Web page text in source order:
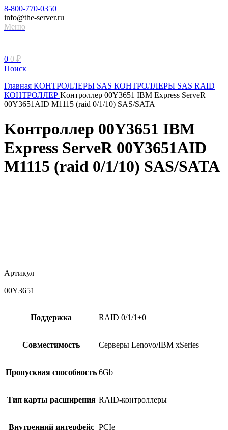
8-800-770-0350
info@the-server.ru
Меню
0 0 ₽
Поиск
Главная КОНТРОЛЛЕРЫ SAS КОНТРОЛЛЕРЫ SAS RAID
КОНТРОЛЛЕР Kонтроллер 00Y3651 IBM Express ServeR
00Y3651AID M1115 (raid 0/1/10) SAS/SATA
Kонтроллер 00Y3651 IBM
Express ServeR 00Y3651AID
M1115 (raid 0/1/10) SAS/SATA
Артикул
00Y3651
Поддержка RAID 0/1/1+0
Совместимость Серверы Lenovo/IBM xSeries
Пропускная способность 6Gb
Тип карты расширения RAID-контроллеры
Внутренний интерфейс PCIe